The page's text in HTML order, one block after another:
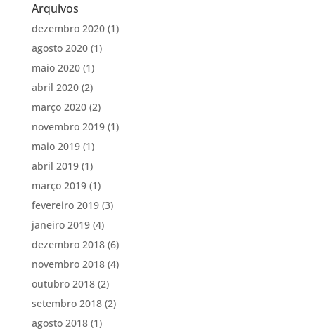
Arquivos
dezembro 2020(1)
agosto 2020(1)
maio 2020(1)
abril 2020(2)
março 2020(2)
novembro 2019(1)
maio 2019(1)
abril 2019(1)
março 2019(1)
fevereiro 2019(3)
janeiro 2019(4)
dezembro 2018(6)
novembro 2018(4)
outubro 2018(2)
setembro 2018(2)
agosto 2018(1)